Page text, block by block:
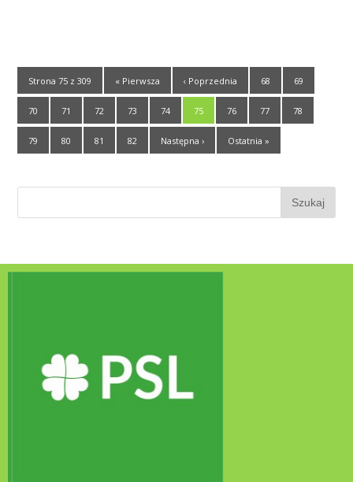
Strona 75 z 309 « Pierwsza ‹ Poprzednia 68 69
70 71 72 73 74 75 76 77 78
79 80 81 82 Następna › Ostatnia »